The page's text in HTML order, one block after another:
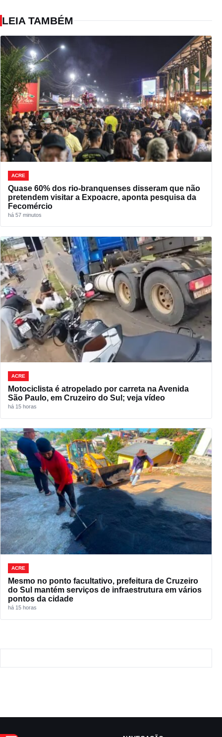
LEIA TAMBÉM
ACRE
Quase 60% dos rio-branquenses disseram que não
pretendem visitar a Expoacre, aponta pesquisa da
Fecomércio
há 57 minutos
ACRE
Motociclista é atropelado por carreta na Avenida
São Paulo, em Cruzeiro do Sul; veja vídeo
há 15 horas
ACRE
Mesmo no ponto facultativo, prefeitura de Cruzeiro
do Sul mantém serviços de infraestrutura em vários
pontos da cidade
há 15 horas